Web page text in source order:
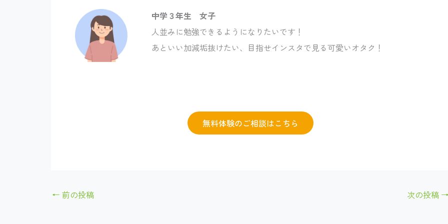
中学３年生 女子
人並みに勉強できるようになりたいです！
あといい加減垢抜けたい、目指せインスタで見る可愛いオタク！
無料体験のご相談はこちら
← 前の投稿 次の投稿